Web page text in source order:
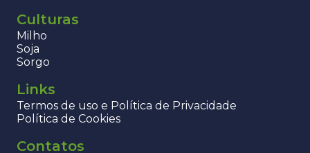
Culturas
Milho
Soja
Sorgo
Links
Termos de uso e Política de Privacidade
Política de Cookies
Contatos